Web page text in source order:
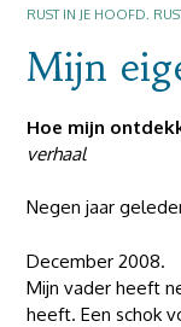
RUST IN JE HOOFD.
Mijn
Hoe mijn
verhaal
Negen jaar
December 2008.
Mijn vader heeft
heeft. Een schok